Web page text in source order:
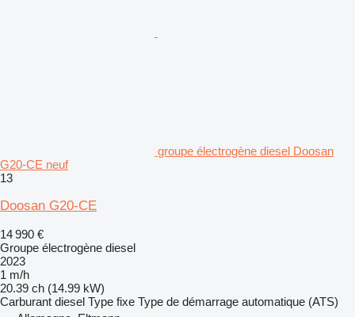
groupe électrogène diesel Doosan
G20-CE neuf
13
Doosan G20-CE
14 990 €
Groupe électrogène diesel
2023
1 m/h
20.39 ch (14.99 kW)
Carburant diesel Type fixe Type de démarrage automatique (ATS)